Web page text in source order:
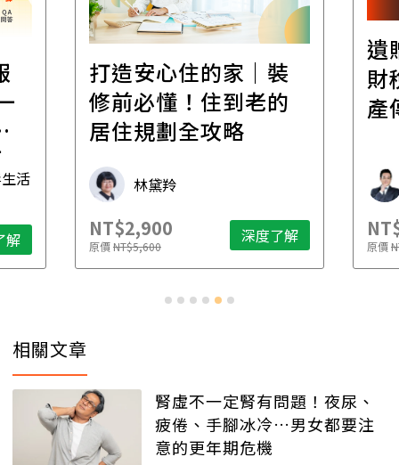
活
解
打造安心住的家｜裝
修前必懂！住到老的
居住規劃全攻略
林黛羚
NT$2,900
原價NT$5,600 深度了解
遺
財
產
原價
相關文章
腎虛不一定腎有問題！夜尿、
疲倦、手腳冰冷…男女都要注
意的更年期危機